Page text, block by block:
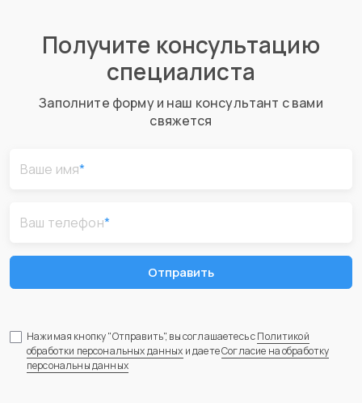
Получите консультацию
специалиста
Заполните форму и наш консультант с вами
свяжется
Ваше имя*
Ваш телефон*
Отправить
Нажимая кнопку "Отправить", вы соглашаетесь сПолитикой
обработки персональных данных и даетеСогласие на обработку
персональны данных